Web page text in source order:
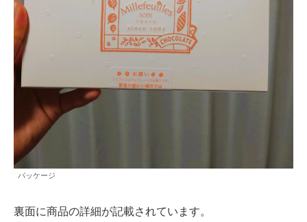
パッケージ
裏面に商品の詳細が記載されています。